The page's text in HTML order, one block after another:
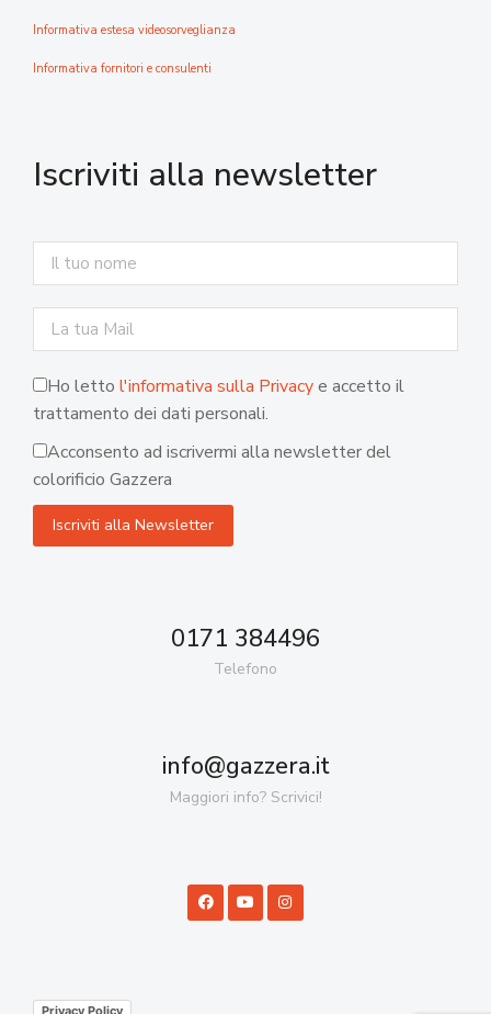
Informativa estesa videosorveglianza
Informativa fornitori e consulenti
Iscriviti alla newsletter
Ho letto l'informativa sulla Privacye accetto il
trattamento dei dati personali.
Acconsento ad iscrivermi alla newsletter del
colorificio Gazzera
0171 384496
Telefono
info@gazzera.it
Maggiori info? Scrivici!